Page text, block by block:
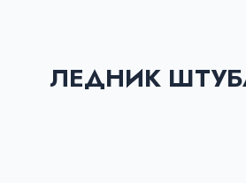
ЛЕДНИК